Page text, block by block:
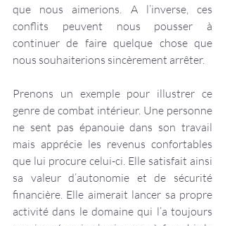
que nous aimerions. A l’inverse, ces
conflits peuvent nous pousser à
continuer de faire quelque chose que
nous souhaiterions sincèrement arrêter.
Prenons un exemple pour illustrer ce
genre de combat intérieur. Une personne
ne sent pas épanouie dans son travail
mais apprécie les revenus confortables
que lui procure celui-ci. Elle satisfait ainsi
sa valeur d’autonomie et de sécurité
financière. Elle aimerait lancer sa propre
activité dans le domaine qui l’a toujours